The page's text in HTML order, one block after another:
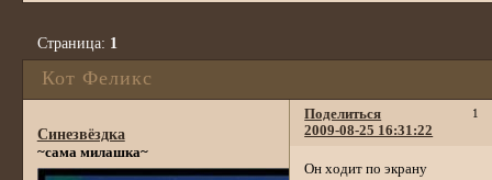
Кот Феликс
Страница: 1
Поделиться 1
2009-08-25 16:31:22
Синезвёздка
~сама милашка~
Он ходит по экрану